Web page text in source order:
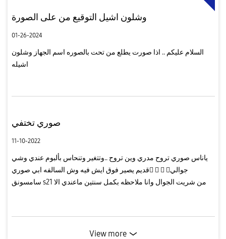
وشلون اشيل التوقيع من على الصورة
01-26-2024
السلام عليكم .. اذا صورت يطلع من تحت بالصوره اسم الجهاز وشلون
اشيله
صوري تختفي
11-10-2022
ياناس صوري تروح مدري وين تروح ..وتتغير وتنحاس بألبوم عندي وشي
قديم يصير فوق ايش فيه وش السالفه ابي صوري   جوالي
سامسونق s21 من شريت الجوال وانا ملاحظه بكمل سنتين ماعندي الا
View more